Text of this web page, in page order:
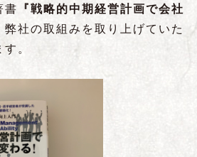
書
『戦略的中期経営計画で会社
弊社の取組みを取り上げていた
。